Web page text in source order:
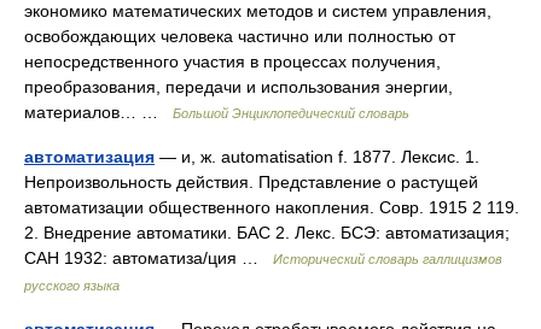
экономико математических методов и систем управления,
освобождающих человека частично или полностью от
непосредственного участия в процессах получения,
преобразования, передачи и использования энергии,
материалов… …
Большой Энциклопедический словарь
автоматизация — и, ж. automatisation f. 1877. Лексис. 1.
Непроизвольность действия. Представление о растущей
автоматизации общественного накопления. Совр. 1915 2 119.
2. Внедрение автоматики. БАС 2. Лекс. БСЭ: автоматизация;
САН 1932: автоматиза/ция …
Исторический словарь галлицизмов
русского языка